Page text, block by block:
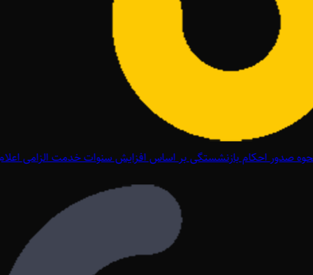
صدور احکام بازنشستگی بر اساس افزایش سنوات خدمت الزامی اعلام